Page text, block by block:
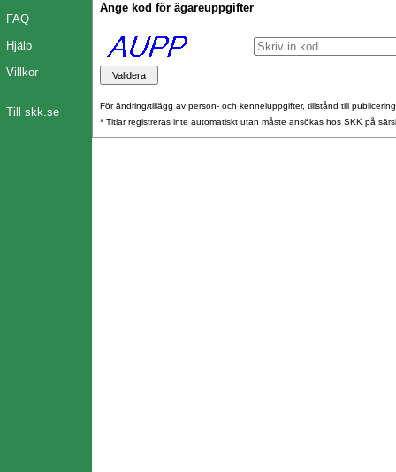
FAQ
Hjälp
Villkor
Till skk.se
Ange kod för ägareuppgifter
För ändring/tillägg av person- och kenneluppgifter, tillstånd till
* Titlar registreras inte automatiskt utan måste ansökas hos SKK på